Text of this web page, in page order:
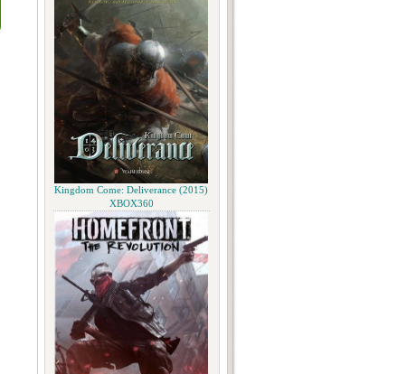
Kingdom Come: Deliverance (2015)
XBOX360